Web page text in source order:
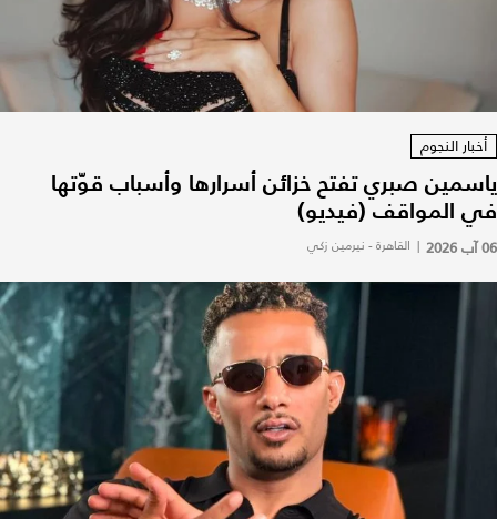
أخبار النجوم
ياسمين صبري تفتح خزائن أسرارها وأسباب قوّتها
في المواقف (فيديو)
06 آب 2026 | القاهرة - نيرمين زكي